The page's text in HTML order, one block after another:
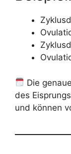
Die
des
und können